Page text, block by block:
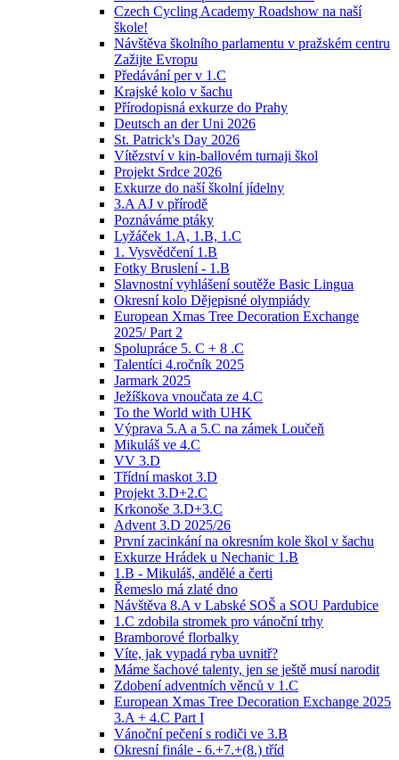
Czech Cycling Academy Roadshow na naší
škole!
Návštěva školního parlamentu v pražském centru
Zažijte Evropu
Předávání per v 1.C
Krajské kolo v šachu
Přírodopisná exkurze do Prahy
Deutsch an der Uni 2026
St. Patrick's Day 2026
Vítězství v kin-ballovém turnaji škol
Projekt Srdce 2026
Exkurze do naší školní jídelny
3.A AJ v přírodě
Poznáváme ptáky
Lyžáček 1.A, 1.B, 1.C
1. Vysvědčení 1.B
Fotky Bruslení - 1.B
Slavnostní vyhlášení soutěže Basic Lingua
Okresní kolo Dějepisné olympiády
European Xmas Tree Decoration Exchange
2025/ Part 2
Spolupráce 5. C + 8 .C
Talentíci 4.ročník 2025
Jarmark 2025
Ježíškova vnoučata ze 4.C
To the World with UHK
Výprava 5.A a 5.C na zámek Loučeň
Mikuláš ve 4.C
VV 3.D
Třídní maskot 3.D
Projekt 3.D+2.C
Krkonoše 3.D+3.C
Advent 3.D 2025/26
První zacinkání na okresním kole škol v šachu
Exkurze Hrádek u Nechanic 1.B
1.B - Mikuláš, andělé a čerti
Řemeslo má zlaté dno
Návštěva 8.A v Labské SOŠ a SOU Pardubice
1.C zdobila stromek pro vánoční trhy
Bramborové florbalky
Víte, jak vypadá ryba uvnitř?
Máme šachové talenty, jen se ještě musí narodit
Zdobení adventních věnců v 1.C
European Xmas Tree Decoration Exchange 2025
3.A + 4.C Part I
Vánoční pečení s rodiči ve 3.B
Okresní finále - 6.+7.+(8.) tříd